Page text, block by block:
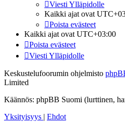
Viesti Ylläpidolle
Kaikki ajat ovat
Poista evästeet
Kaikki ajat ovat UTC+03:00
Poista evästeet
Viesti Ylläpidolle
Keskustelufoorumin ohjelmisto
Limited
Käännös: phpBB Suomi (lurttinen,
Yksityisyys | Ehdot